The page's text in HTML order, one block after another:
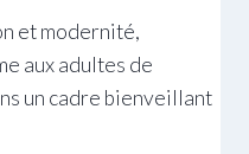
et modernité,
aux adultes de
un cadre bienveillant